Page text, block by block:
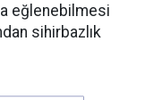
eğlenebilmesi
sihirbazlık